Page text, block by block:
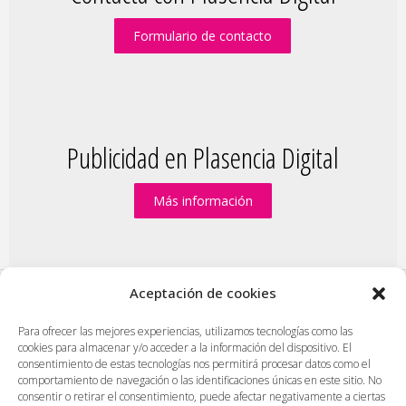
Aceptación de cookies
Para ofrecer las mejores experiencias, utilizamos tecnologías como las
cookies para almacenar y/o acceder a la información del dispositivo. El
consentimiento de estas tecnologías nos permitirá procesar datos como el
comportamiento de navegación o las identificaciones únicas en este sitio. No
consentir o retirar el consentimiento, puede afectar negativamente a ciertas
Formulario de contacto
Publicidad en Plasencia Digital
Más información
PlasenciaDigital.com | Formulario de contacto
Publicidad en Plasencia Digital
|
Política de cookies (UE)
| Protección de datos
|
Aviso legal
| Diseño web en Plasencia